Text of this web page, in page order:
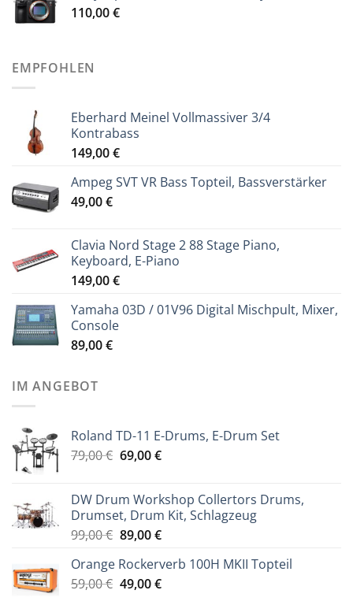
110,00€
EMPFOHLEN
Eberhard Meinel Vollmassiver 3/4
Kontrabass
149,00€
Ampeg SVT VR Bass Topteil, Bassverstärker
49,00€
Clavia Nord Stage 2 88 Stage Piano,
Keyboard, E-Piano
149,00€
Yamaha 03D / 01V96 Digital Mischpult, Mixer,
Console
89,00€
IM ANGEBOT
Roland TD-11 E-Drums, E-Drum Set
79,00€ Ursprünglicher
79,00 €
69,00€Aktueller
69,00 €.
DW Drum Workshop Collertors Drums,
Drumset, Drum Kit, Schlagzeug
99,00€ Ursprünglicher
war:
99,00 €
89,00€Aktueller
ist:
89,00 €.
Orange Rockerverb 100H MKII Topteil
59,00€ Ursprünglicher
49,00€Aktueller